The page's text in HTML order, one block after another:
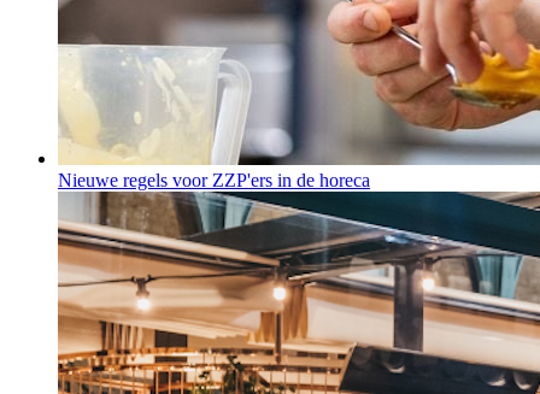
Nieuwe regels voor ZZP'ers in de horeca